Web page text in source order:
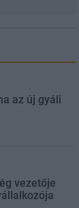
az új gyáli
vezetője